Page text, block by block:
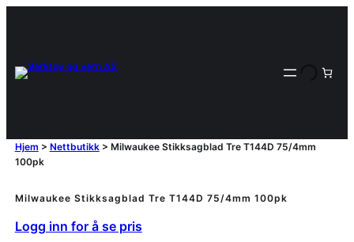
Hjem > Nettbutikk> Milwaukee Stikksagblad Tre T144D 75/4mm
100pk
Milwaukee Stikksagblad Tre T144D 75/4mm 100pk
Logg inn for å se pris